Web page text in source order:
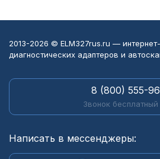
2013-2026 © ELM327rus.ru —
диагностических адаптеров и
8 (800) 555-
Звонок
Написать в мессенджеры: